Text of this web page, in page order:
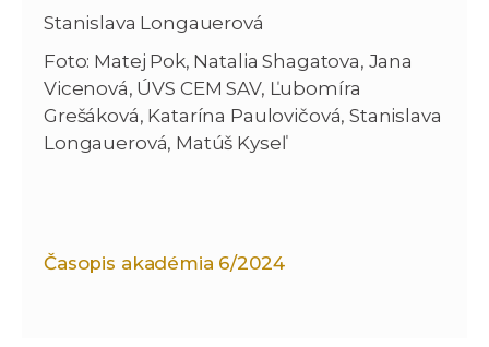
Stanislava Longauerová
Foto: Matej Pok, Natalia Shagatova, Jana
Vicenová, ÚVS CEM SAV, Ľubomíra
Grešáková, Katarína Paulovičová, Stanislava
Longauerová, Matúš Kyseľ
Časopis akadémia 6/2024